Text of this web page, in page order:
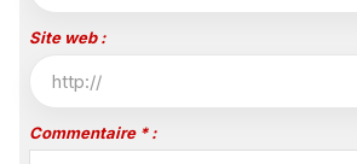
Site web :
Commentaire * :